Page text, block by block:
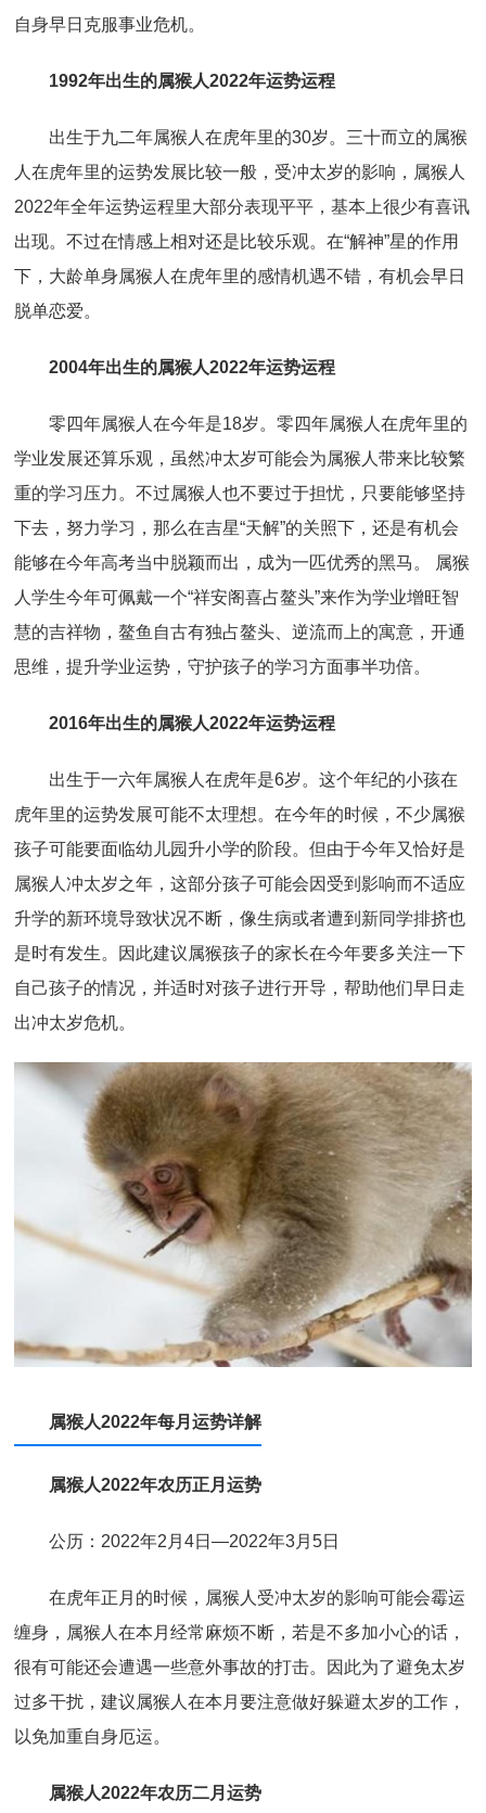
自身早日克服事业危机。
1992年出生的属猴人2022年运势运程
出生于九二年属猴人在虎年里的30岁。三十而立的属猴
人在虎年里的运势发展比较一般，受冲太岁的影响，属猴人
2022年全年运势运程里大部分表现平平，基本上很少有喜讯
出现。不过在情感上相对还是比较乐观。在“解神”星的作用
下，大龄单身属猴人在虎年里的感情机遇不错，有机会早日
脱单恋爱。
2004年出生的属猴人2022年运势运程
零四年属猴人在今年是18岁。零四年属猴人在虎年里的
学业发展还算乐观，虽然冲太岁可能会为属猴人带来比较繁
重的学习压力。不过属猴人也不要过于担忧，只要能够坚持
下去，努力学习，那么在吉星“天解”的关照下，还是有机会
能够在今年高考当中脱颖而出，成为一匹优秀的黑马。 属猴
人学生今年可佩戴一个“祥安阁喜占鳌头”来作为学业增旺智
慧的吉祥物，鳌鱼自古有独占鳌头、逆流而上的寓意，开通
思维，提升学业运势，守护孩子的学习方面事半功倍。
2016年出生的属猴人2022年运势运程
出生于一六年属猴人在虎年是6岁。这个年纪的小孩在
虎年里的运势发展可能不太理想。在今年的时候，不少属猴
孩子可能要面临幼儿园升小学的阶段。但由于今年又恰好是
属猴人冲太岁之年，这部分孩子可能会因受到影响而不适应
升学的新环境导致状况不断，像生病或者遭到新同学排挤也
是时有发生。因此建议属猴孩子的家长在今年要多关注一下
自己孩子的情况，并适时对孩子进行开导，帮助他们早日走
出冲太岁危机。
属猴人2022年每月运势详解
属猴人2022年农历正月运势
公历：2022年2月4日—2022年3月5日
在虎年正月的时候，属猴人受冲太岁的影响可能会霉运
缠身，属猴人在本月经常麻烦不断，若是不多加小心的话，
很有可能还会遭遇一些意外事故的打击。因此为了避免太岁
过多干扰，建议属猴人在本月要注意做好躲避太岁的工作，
以免加重自身厄运。
属猴人2022年农历二月运势